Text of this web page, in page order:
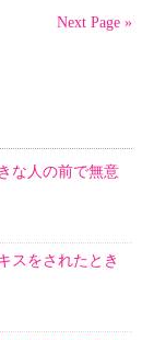
Next Page »
な人の前で無意
スをされたとき